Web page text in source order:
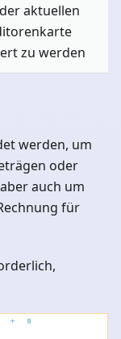
aktuellen
zu werden
werden, um
oder
auch um
für